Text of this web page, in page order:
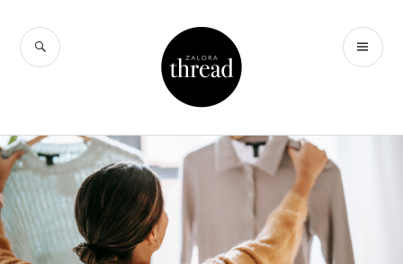
content
THREAD by
ZALORA Hong
Kong
SEARCH